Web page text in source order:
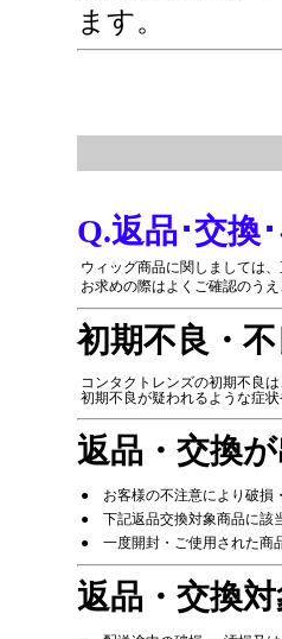
ます。
Q.返品･交換
ウィッグ商品に関しましては
お求めの際はよくご確認のう
初期不良・
コンタクトレンズの初期不良
初期不良が疑われるような症
返品・交換
●
お客様の不注意により破損
●
下記返品交換対象商品に該
●
一度開封・ご使用された商
返品・交換